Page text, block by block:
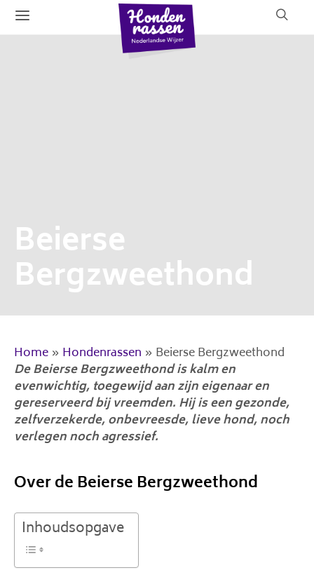
Beierse
Bergzweethond
Home » Hondenrassen » Beierse Bergzweethond
De Beierse Bergzweethond is kalm en
evenwichtig, toegewijd aan zijn eigenaar en
gereserveerd bij vreemden. Hij is een gezonde,
zelfverzekerde, onbevreesde, lieve hond, noch
verlegen noch agressief.
Over de Beierse Bergzweethond
Inhoudsopgave